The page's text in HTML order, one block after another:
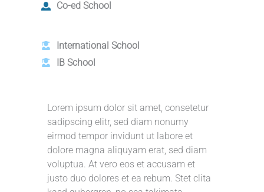
Co-ed School
International School
IB School
Lorem ipsum dolor sit amet, consetetur
sadipscing elitr, sed diam nonumy
eirmod tempor invidunt ut labore et
dolore magna aliquyam erat, sed diam
voluptua. At vero eos et accusam et
justo duo dolores et ea rebum. Stet clita